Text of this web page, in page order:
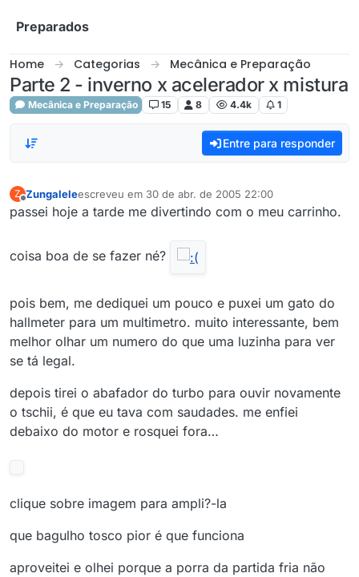
Preparados
Home Categorias Mecânica e Preparação
Parte 2 - inverno x acelerador x mistura
Mecânica e Preparação 15 8 4.4k 1
Entre para responder
Z
Offline
Zungaleleescreveu em 30 de abr. de 2005 22:00
última edição por
passei hoje a tarde me divertindo com o meu carrinho.
coisa boa de se fazer né?
pois bem, me dediquei um pouco e puxei um gato do
hallmeter para um multimetro. muito interessante, bem
melhor olhar um numero do que uma luzinha para ver
se tá legal.
depois tirei o abafador do turbo para ouvir novamente
o tschii, é que eu tava com saudades. me enfiei
debaixo do motor e rosquei fora…
clique sobre imagem para ampli?-la
que bagulho tosco pior é que funciona
aproveitei e olhei porque a porra da partida fria não